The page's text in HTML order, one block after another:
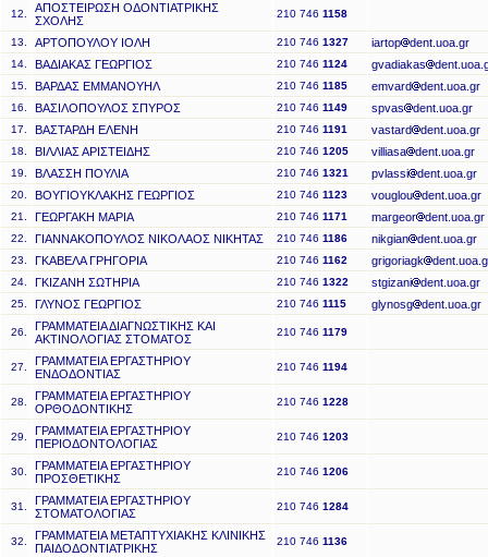
12.
ΑΠΟΣΤΕΙΡΩΣΗ ΟΔΟΝΤΙΑΤΡΙΚΗΣ
ΣΧΟΛΗΣ
210 746 1158
13. ΑΡΤΟΠΟΥΛΟΥ ΙΟΛΗ 210 746 1327 iartop dent.uoa.gr
14. ΒΑΔΙΑΚΑΣ ΓΕΩΡΓΙΟΣ 210 746 1124 gvadiakas
15. ΒΑΡΔΑΣ ΕΜΜΑΝΟΥΗΛ 210 746 1185 emvard dent.uoa.gr
16. ΒΑΣΙΛΟΠΟΥΛΟΣ ΣΠΥΡΟΣ 210 746 1149 spvas dent.uoa.gr
17. ΒΑΣΤΑΡΔΗ ΕΛΕΝΗ 210 746 1191 vastard dent.uoa.gr
18. ΒΙΛΛΙΑΣ ΑΡΙΣΤΕΙΔΗΣ 210 746 1205 villiasa dent.uoa.gr
19. ΒΛΑΣΣΗ ΠΟΥΛΙΑ 210 746 1321 pvlassi dent.uoa.gr
20. ΒΟΥΓΙΟΥΚΛΑΚΗΣ ΓΕΩΡΓΙΟΣ 210 746 1123 vouglou dent.uoa.gr
21. ΓΕΩΡΓΑΚΗ ΜΑΡΙΑ 210 746 1171 margeor dent.uoa.gr
22. ΓΙΑΝΝΑΚΟΠΟΥΛΟΣ ΝΙΚΟΛΑΟΣ ΝΙΚΗΤΑΣ 210 746 1186 nikgian dent.uoa.gr
23. ΓΚΑΒΕΛΑ ΓΡΗΓΟΡΙΑ 210 746 1162 grigoriagk
24. ΓΚΙΖΑΝΗ ΣΩΤΗΡΙΑ 210 746 1322 stgizani dent.uoa.gr
25. ΓΛΥΝΟΣ ΓΕΩΡΓΙΟΣ 210 746 1115 glynosg dent.uoa.gr
26.
ΓΡΑΜΜΑΤΕΙΑ ΔΙΑΓΝΩΣΤΙΚΗΣ ΚΑΙ
ΑΚΤΙΝΟΛΟΓΙΑΣ ΣΤΟΜΑΤΟΣ
210 746 1179
27.
ΓΡΑΜΜΑΤΕΙΑ ΕΡΓΑΣΤΗΡΙΟΥ
ΕΝΔΟΔΟΝΤΙΑΣ
210 746 1194
28.
ΓΡΑΜΜΑΤΕΙΑ ΕΡΓΑΣΤΗΡΙΟΥ
ΟΡΘΟΔΟΝΤΙΚΗΣ
210 746 1228
29.
ΓΡΑΜΜΑΤΕΙΑ ΕΡΓΑΣΤΗΡΙΟΥ
ΠΕΡΙΟΔΟΝΤΟΛΟΓΙΑΣ
210 746 1203
30.
ΓΡΑΜΜΑΤΕΙΑ ΕΡΓΑΣΤΗΡΙΟΥ
ΠΡΟΣΘΕΤΙΚΗΣ
210 746 1206
31.
ΓΡΑΜΜΑΤΕΙΑ ΕΡΓΑΣΤΗΡΙΟΥ
ΣΤΟΜΑΤΟΛΟΓΙΑΣ
210 746 1284
32.
ΓΡΑΜΜΑΤΕΙΑ ΜΕΤΑΠΤΥΧΙΑΚΗΣ ΚΛΙΝΙΚΗΣ
ΠΑΙΔΟΔΟΝΤΙΑΤΡΙΚΗΣ
210 746 1136